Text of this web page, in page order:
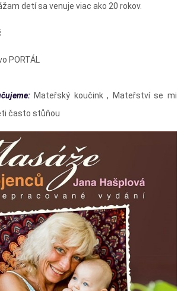
detí sa venuje viac ako 20 rokov.
PORTÁL
Mateřský koučink , Mateřství se mi
často stůňou